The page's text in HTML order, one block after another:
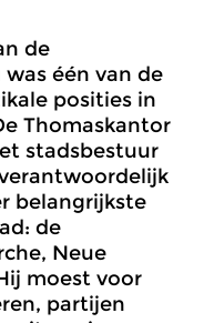
de
één van de
posities in
Thomaskantor
stadsbestuur
belangrijkste
de
Neue
moest voor
partijen